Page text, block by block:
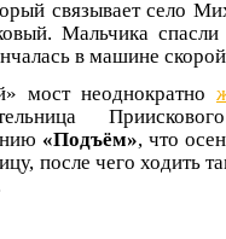
связывает село
Мальчика спасли
в машине
мост неоднократно
«Подъём», что
после чего ходить